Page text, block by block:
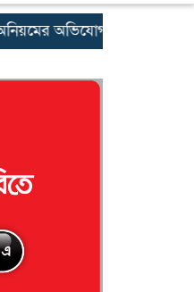
সুবর্ণচরের এনজিও